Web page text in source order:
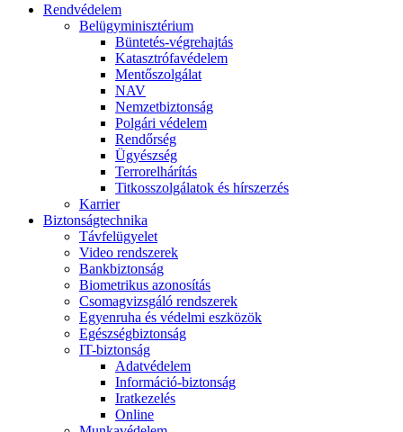
Rendvédelem
Belügyminisztérium
Büntetés-végrehajtás
Katasztrófavédelem
Mentőszolgálat
NAV
Nemzetbiztonság
Polgári védelem
Rendőrség
Ügyészség
Terrorelhárítás
Titkosszolgálatok és hírszerzés
Karrier
Biztonságtechnika
Távfelügyelet
Video rendszerek
Bankbiztonság
Biometrikus azonosítás
Csomagvizsgáló rendszerek
Egyenruha és védelmi eszközök
Egészségbiztonság
IT-biztonság
Adatvédelem
Információ-biztonság
Iratkezelés
Online